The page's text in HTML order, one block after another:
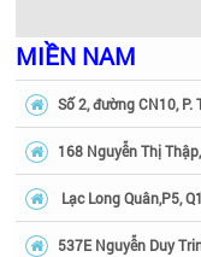
MIỀN NAM
Số 2, đường CN10, P.
168 Nguyễn Thị
Lạc Long Quân,P5,
537E Nguyễn Duy